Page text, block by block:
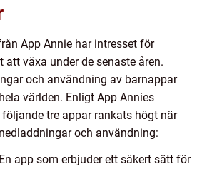
App Annie har intresset för
växa under de senaste åren.
och användning av barnappar
världen. Enligt App Annies
tre appar rankats högt när
och användning:
app som erbjuder ett säkert sätt för